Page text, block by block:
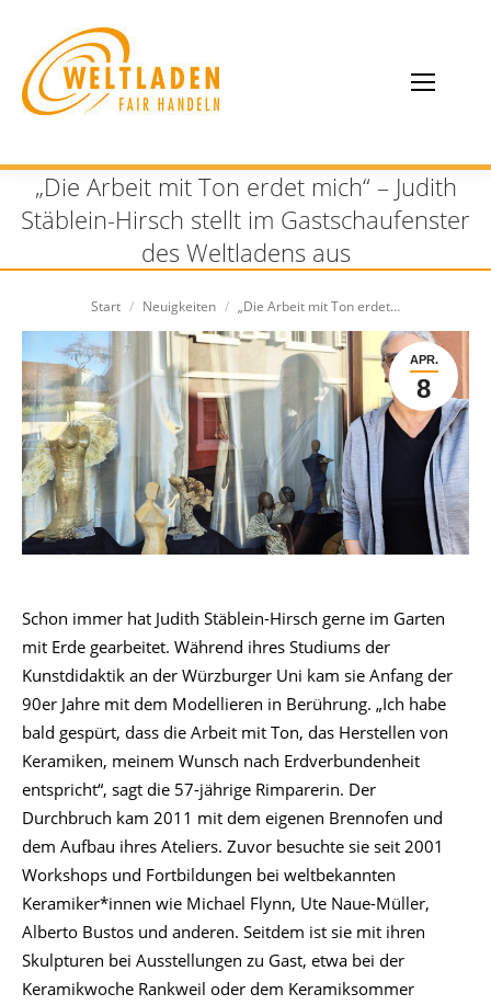
„Die Arbeit mit Ton erdet mich“ – Judith
Stäblein-Hirsch stellt im Gastschaufenster
des Weltladens aus
Sie befinden sich hier:
Start Neuigkeiten „Die Arbeit mit Ton erdet…
APR.
8
Schon immer hat Judith Stäblein-Hirsch gerne im Garten
mit Erde gearbeitet. Während ihres Studiums der
Kunstdidaktik an der Würzburger Uni kam sie Anfang der
90er Jahre mit dem Modellieren in Berührung. „Ich habe
bald gespürt, dass die Arbeit mit Ton, das Herstellen von
Keramiken, meinem Wunsch nach Erdverbundenheit
entspricht“, sagt die 57-jährige Rimparerin. Der
Durchbruch kam 2011 mit dem eigenen Brennofen und
dem Aufbau ihres Ateliers. Zuvor besuchte sie seit 2001
Workshops und Fortbildungen bei weltbekannten
Keramiker*innen wie Michael Flynn, Ute Naue-Müller,
Alberto Bustos und anderen. Seitdem ist sie mit ihren
Skulpturen bei Ausstellungen zu Gast, etwa bei der
Keramikwoche Rankweil oder dem Keramiksommer